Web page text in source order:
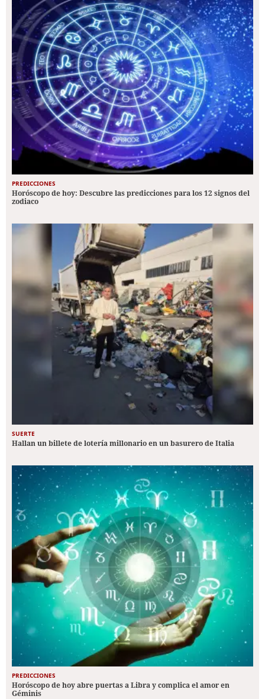
PREDICCIONES
Horóscopo de hoy: Descubre las predicciones para los 12 signos del
zodiaco
SUERTE
Hallan un billete de lotería millonario en un basurero de Italia
PREDICCIONES
Horóscopo de hoy abre puertas a Libra y complica el amor en
Géminis